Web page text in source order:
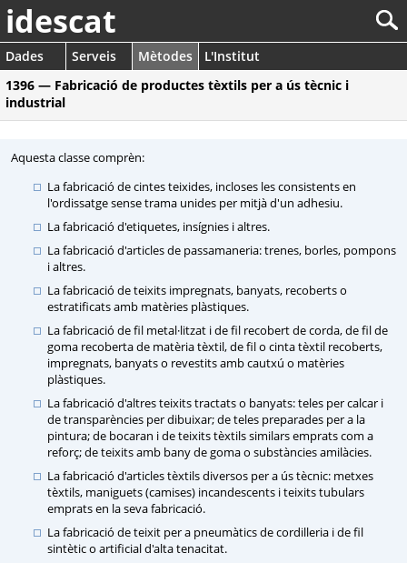
idescat
Dades Serveis Mètodes
L'Institut
1396 — Fabricació de productes tèxtils per a ús tècnic i
industrial
Aquesta classe comprèn:
La fabricació de cintes teixides, incloses les consistents en
l'ordissatge sense trama unides per mitjà d'un adhesiu.
La fabricació d'etiquetes, insígnies i altres.
La fabricació d'articles de passamaneria: trenes, borles, pompons
i altres.
La fabricació de teixits impregnats, banyats, recoberts o
estratificats amb matèries plàstiques.
La fabricació de fil metal·litzat i de fil recobert de corda, de fil de
goma recoberta de matèria tèxtil, de fil o cinta tèxtil recoberts,
impregnats, banyats o revestits amb cautxú o matèries
plàstiques.
La fabricació d'altres teixits tractats o banyats: teles per calcar i
de transparències per dibuixar; de teles preparades per a la
pintura; de bocaran i de teixits tèxtils similars emprats com a
reforç; de teixits amb bany de goma o substàncies amilàcies.
La fabricació d'articles tèxtils diversos per a ús tècnic: metxes
tèxtils, maniguets (camises) incandescents i teixits tubulars
emprats en la seva fabricació.
La fabricació de teixit per a pneumàtics de cordilleria i de fil
sintètic o artificial d'alta tenacitat.